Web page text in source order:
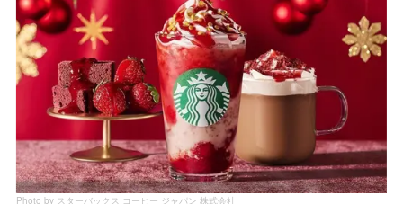
Photo by スターバックス コーヒー ジャパン 株式会社